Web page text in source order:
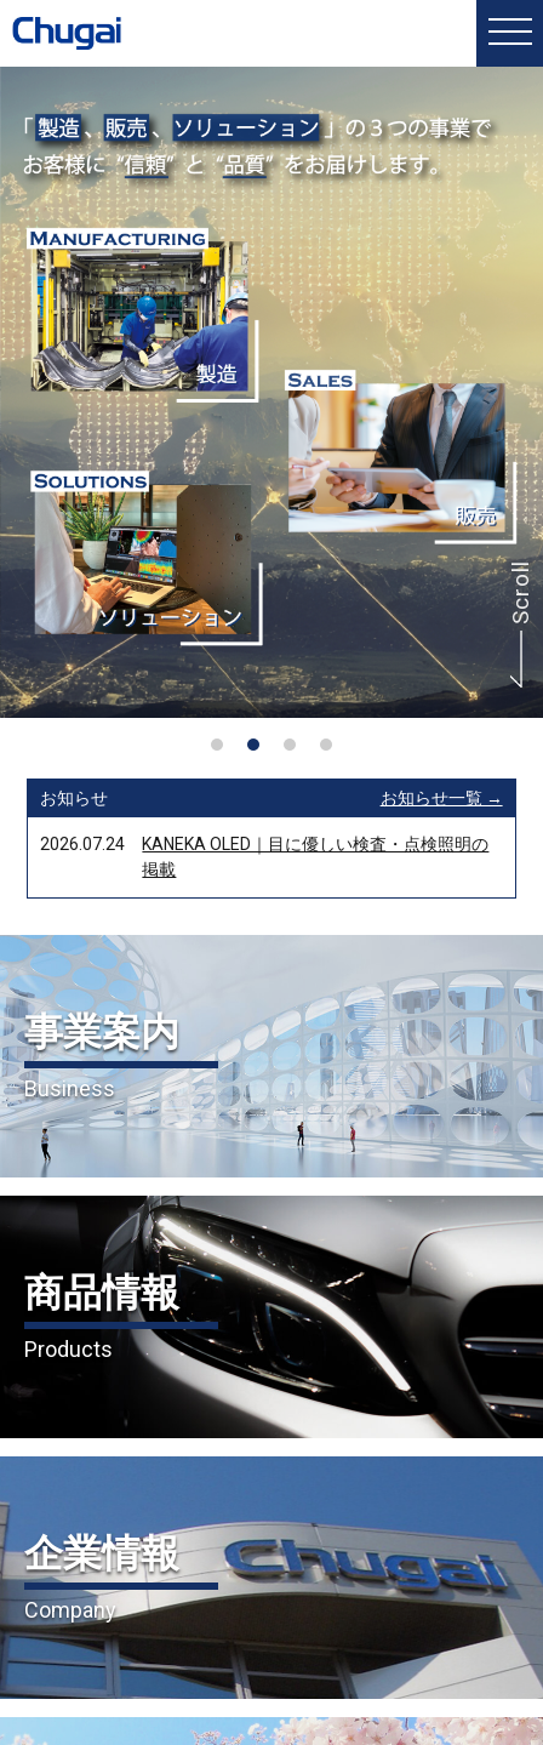
Scroll
お知らせ お知らせ一覧 →
2026.07.24
KANEKA OLED｜目に優しい検査・点検照明の
掲載
事業案内
Business
商品情報
Products
企業情報
Company